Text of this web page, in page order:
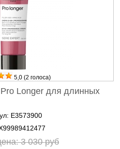
5,0(2 голоса)
Longer для длинных
E3573900
3 030руб